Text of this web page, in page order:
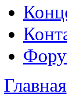
Главная